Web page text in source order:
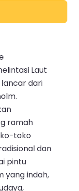
Laut
lancar dari
ramah
toko
dan
pintu
yang indah,